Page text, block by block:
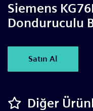
Siemens
Donduruculu
Satın Al
Diğer